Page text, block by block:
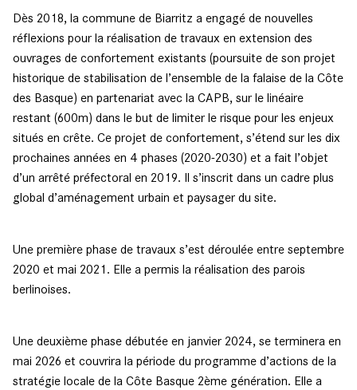
Dès 2018, la commune de Biarritz a engagé de nouvelles
réflexions pour la réalisation de travaux en extension des
ouvrages de confortement existants (poursuite de son projet
historique de stabilisation de l’ensemble de la falaise de la Côte
des Basque) en partenariat avec la CAPB, sur le linéaire
restant (600m) dans le but de limiter le risque pour les enjeux
situés en crête. Ce projet de confortement, s’étend sur les dix
prochaines années en 4 phases (2020-2030) et a fait l’objet
d’un arrêté préfectoral en 2019. Il s’inscrit dans un cadre plus
global d’aménagement urbain et paysager du site.
Une première phase de travaux s’est déroulée entre septembre
2020 et mai 2021. Elle a permis la réalisation des parois
berlinoises.
Une deuxième phase débutée en janvier 2024, se terminera en
mai 2026 et couvrira la période du programme d’actions de la
stratégie locale de la Côte Basque 2ème génération. Elle a